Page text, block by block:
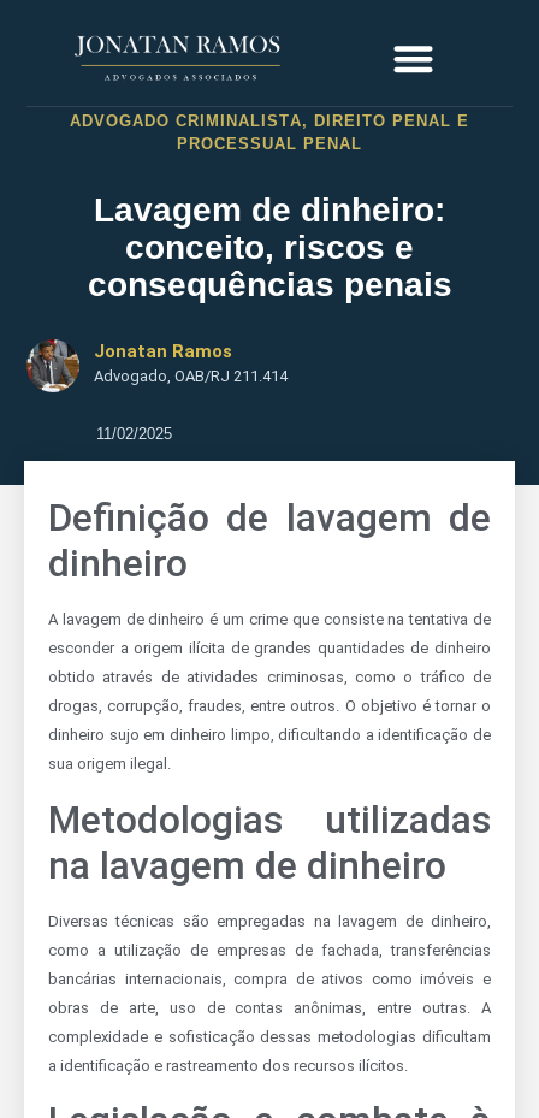
ADVOGADO CRIMINALISTA, DIREITO PENAL E
PROCESSUAL PENAL
Lavagem de dinheiro:
conceito, riscos e
consequências penais
Jonatan Ramos
Advogado, OAB/RJ 211.414
11/02/2025
Definição de lavagem de
dinheiro
A lavagem de dinheiro é um crime que consiste na tentativa de
esconder a origem ilícita de grandes quantidades de dinheiro
obtido através de atividades criminosas, como o tráfico de
drogas, corrupção, fraudes, entre outros. O objetivo é tornar o
dinheiro sujo em dinheiro limpo, dificultando a identificação de
sua origem ilegal.
Metodologias utilizadas
na lavagem de dinheiro
Diversas técnicas são empregadas na lavagem de dinheiro,
como a utilização de empresas de fachada, transferências
bancárias internacionais, compra de ativos como imóveis e
obras de arte, uso de contas anônimas, entre outras. A
complexidade e sofisticação dessas metodologias dificultam
a identificação e rastreamento dos recursos ilícitos.